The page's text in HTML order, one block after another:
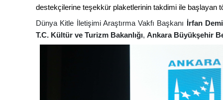
destekçilerine teşekkür plaketlerinin takdimi ile başlayan
Dünya Kitle İletişimi Araştırma Vakfı Başkanı
İrfan
T.C. Kültür ve Turizm Bakanlığı, Ankara Büyükşehir